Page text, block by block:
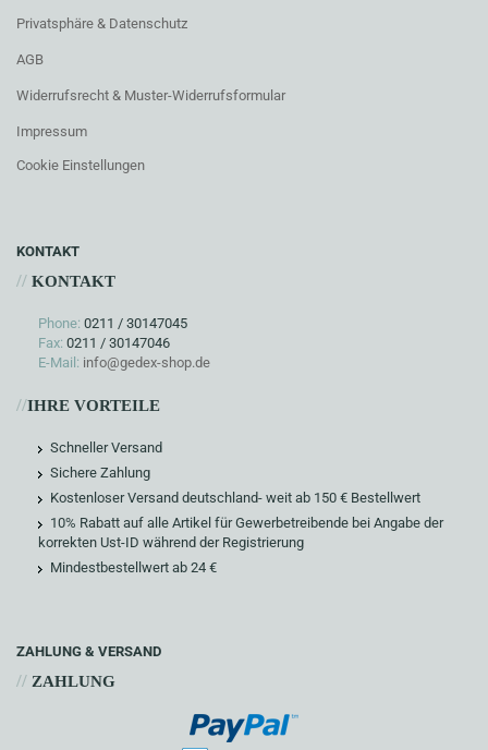
Privatsphäre & Datenschutz
AGB
Widerrufsrecht & Muster-Widerrufsformular
Impressum
Cookie Einstellungen
KONTAKT
// KONTAKT
Phone: 0211 / 30147045
Fax: 0211 / 30147046
E-Mail: info@gedex-shop.de
//IHRE VORTEILE
Schneller Versand
Sichere Zahlung
Kostenloser Versand deutschland- weit ab 150 € Bestellwert
10% Rabatt auf alle Artikel für Gewerbetreibende bei Angabe der
korrekten Ust-ID während der Registrierung
Mindestbestellwert ab 24 €
ZAHLUNG & VERSAND
// ZAHLUNG